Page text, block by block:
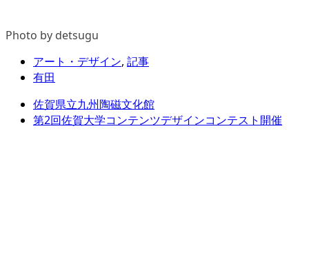
Photo by detsugu
アート・デザイン, 記事
有田
佐賀県立九州陶磁文化館
第2回佐賀大学コンテンツデザインコンテスト開催